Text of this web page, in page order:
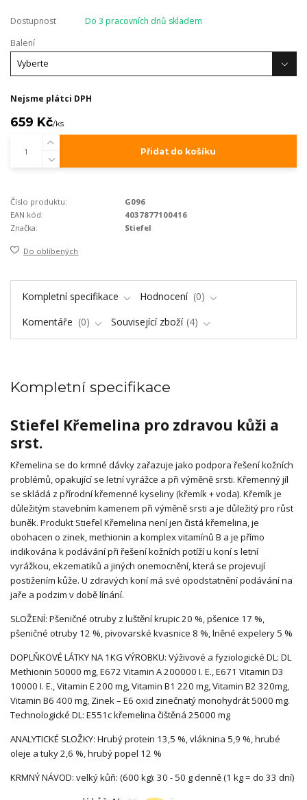
Dostupnost
Do 3 pracovních dnů skladem
Balení
Nejsme plátci DPH
659 Kč/ks
Přidat do košíku
Číslo produktu:
G096
EAN kód:
4037877100416
Značka:
Stiefel
Do oblíbených
Kompletní specifikace Hodnocení
0
Komentáře
0 Související zboží 4
Kompletní specifikace
Stiefel Křemelina pro zdravou kůži a
srst.
Křemelina se do krmné dávky zařazuje jako podpora řešení kožních
problémů, opakující se letní vyrážce a při výměně srsti. Křemenný jíl
se skládá z přírodní křemenné kyseliny (křemík + voda). Křemík je
důležitým stavebním kamenem při výměně srsti a je důležitý pro růst
buněk. Produkt Stiefel Křemelina není jen čistá křemelina, je
obohacen o zinek, methionin a komplex vitamínů B a je přímo
indikována k podávání při řešení kožních potíží u koní s letní
vyrážkou, ekzematiků a jiných onemocnění, která se projevují
postižením kůže. U zdravých koní má své opodstatnění podávání na
jaře a podzim v době línání.
SLOŽENÍ: Pšeničné otruby z luštění krupic 20 %, pšenice 17 %,
pšeničné otruby 12 %, pivovarské kvasnice 8 %, lněné expelery 5 %
DOPLŇKOVÉ LÁTKY NA 1KG VÝROBKU: Výživové a fyziologické DL: DL
Methionin 50000 mg, E672 Vitamin A 200000 I. E., E671 Vitamin D3
10000 I. E., Vitamin E 200 mg, Vitamin B1 220 mg, Vitamin B2 320mg,
Vitamin B6 400 mg, Zinek – E6 oxid zinečnatý monohydrát 5000 mg.
Technologické DL: E551c křemelina čištěná 25000 mg
ANALYTICKÉ SLOŽKY: Hrubý protein 13,5 %, vláknina 5,9 %, hrubé
oleje a tuky 2,6 %, hrubý popel 12 %
KRMNÝ NÁVOD: velký kůň: (600 kg): 30 - 50 g denně (1 kg = do 33 dní)